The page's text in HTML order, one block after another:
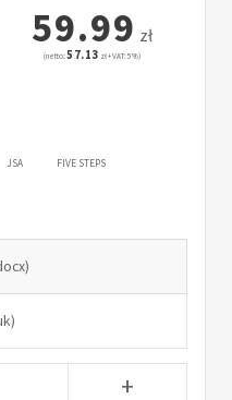
59.99 zł
(netto:57.13 zł + VAT: 5%)
JSA FIVE STEPS
+